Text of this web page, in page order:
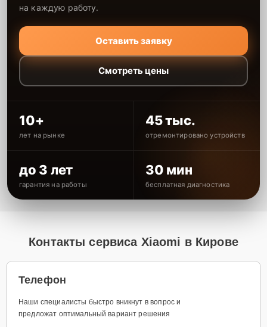
на каждую работу.
Оставить заявку
Смотреть цены
10+
лет на рынке
45 тыс.
отремонтировано устройств
до 3 лет
гарантия на работы
30 мин
бесплатная диагностика
Контакты сервиса Xiaomi в Кирове
Телефон
Наши специалисты быстро вникнут в вопрос и
предложат оптимальный вариант решения